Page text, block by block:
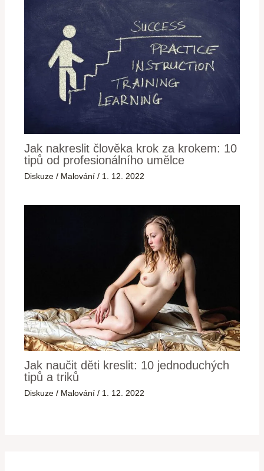
Jak nakreslit člověka krok za krokem: 10
tipů od profesionálního umělce
Diskuze / Malování / 1. 12. 2022
Jak naučit děti kreslit: 10 jednoduchých
tipů a triků
Diskuze / Malování / 1. 12. 2022